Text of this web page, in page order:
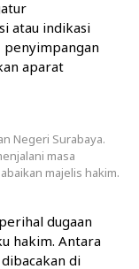
atau indikasi
penyimpangan
aparat
Negeri Surabaya.
masa
majelis hakim.
dugaan
hakim. Antara
di